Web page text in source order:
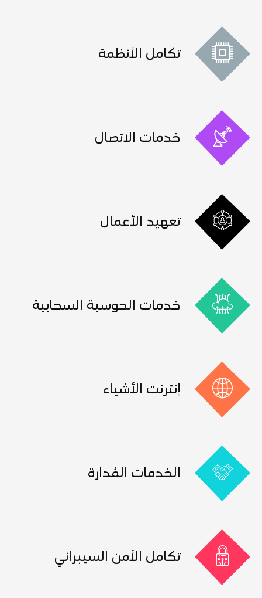
تكامل الأنظمة
خدمات الاتصال
تعهيد الأعمال
خدمات الحوسبة السحابية
إنترنت الأشياء
الخدمات المُدارة
تكامل الأمن السيبراني